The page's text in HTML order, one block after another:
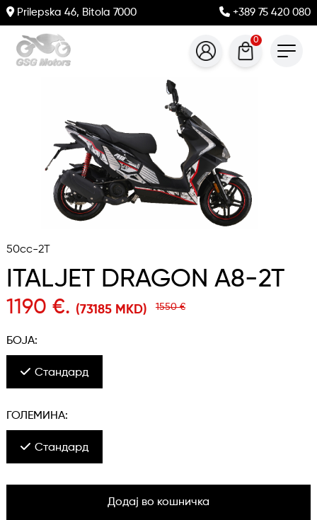
Prilepska 46, Bitola 7000 +389 75 420 080
0
50cc-2T
ITALJET DRAGON A8-2T
1190 €. (73185 MKD) 1550 €
БОЈА:
Стандард
ГОЛЕМИНА:
Стандард
Додај во кошничка